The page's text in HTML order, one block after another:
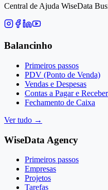
Central de Ajuda WiseData
Balancinho
Primeiros passos
PDV (Ponto de Venda)
Vendas e Despesas
Contas a Pagar e Receber
Fechamento de Caixa
Ver tudo →
WiseData Agency
Primeiros passos
Empresas
Projetos
Tarefas